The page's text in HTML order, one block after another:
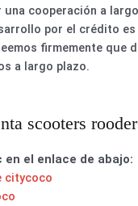
cooperación a
por el crédito
firmemente que
a largo plazo.
scooters
en el enlace de abajo:
citycoco